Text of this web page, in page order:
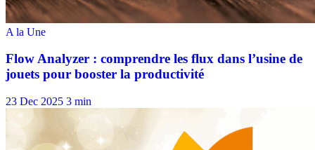
23 Dec 2025 3 min